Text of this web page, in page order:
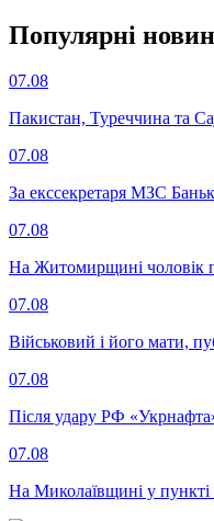
Популярнi
07.08
Пакистан, Туреччина та
07.08
За екссекретаря МЗС
07.08
На Житомирщині чоловік
07.08
Військовий і його мати,
07.08
Після удару РФ
07.08
На Миколаївщині у пункті